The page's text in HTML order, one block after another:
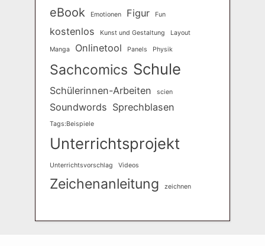
eBook Emotionen Figur Fun
kostenlos Kunst und Gestaltung Layout
Manga Onlinetool Panels Physik
Sachcomics Schule
Schülerinnen-Arbeiten scien
Soundwords Sprechblasen
Tags:Beispiele
Unterrichtsprojekt
Unterrichtsvorschlag Videos
Zeichenanleitung zeichnen